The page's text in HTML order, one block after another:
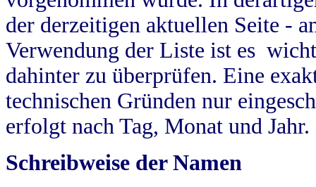
der derzeitigen aktuellen Seite -
Verwendung der Liste ist es
dahinter zu überprüfen. Eine
technischen Gründen nur
erfolgt nach Tag, Monat und Jahr.
Schreibweise der Namen